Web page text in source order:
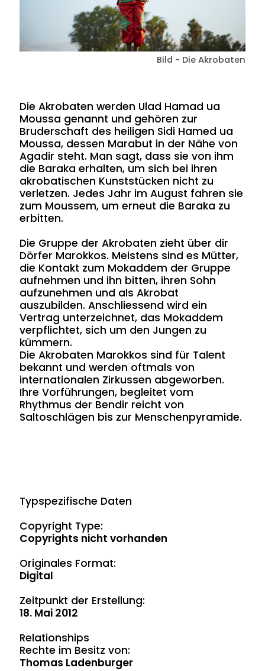
Bild - Die Akrobaten
Die Akrobaten werden Ulad Hamad ua
Moussa genannt und gehören zur
Bruderschaft des heiligen Sidi Hamed ua
Moussa, dessen Marabut in der Nähe von
Agadir steht. Man sagt, dass sie von ihm
die Baraka erhalten, um sich bei ihren
akrobatischen Kunststücken nicht zu
verletzen. Jedes Jahr im August fahren sie
zum Moussem, um erneut die Baraka zu
erbitten.
Die Gruppe der Akrobaten zieht über dir
Dörfer Marokkos. Meistens sind es Mütter,
die Kontakt zum Mokaddem der Gruppe
aufnehmen und ihn bitten, ihren Sohn
aufzunehmen und als Akrobat
auszubilden. Anschliessend wird ein
Vertrag unterzeichnet, das Mokaddem
verpflichtet, sich um den Jungen zu
kümmern.
Die Akrobaten Marokkos sind für Talent
bekannt und werden oftmals von
internationalen Zirkussen abgeworben.
Ihre Vorführungen, begleitet vom
Rhythmus der Bendir reicht von
Saltoschlägen bis zur Menschenpyramide.
Typspezifische Daten
Copyright Type:
Copyrights nicht vorhanden
Originales Format:
Digital
Zeitpunkt der Erstellung:
18. Mai 2012
Relationships
Rechte im Besitz von:
Thomas Ladenburger